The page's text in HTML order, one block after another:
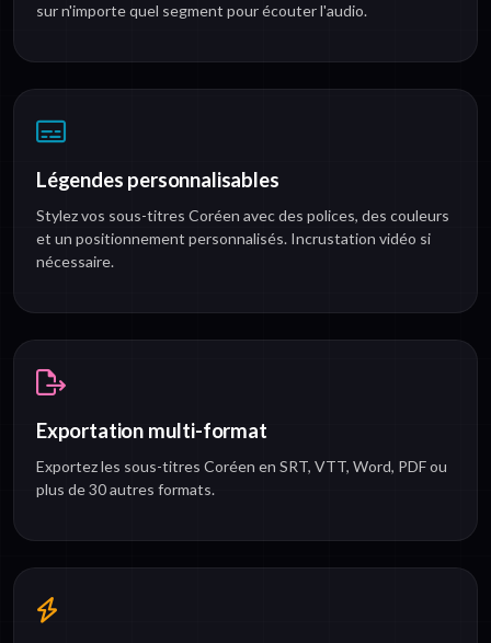
sur n'importe quel segment pour écouter l'audio.
Légendes personnalisables
Stylez vos sous-titres Coréen avec des polices, des couleurs
et un positionnement personnalisés. Incrustation vidéo si
nécessaire.
Exportation multi-format
Exportez les sous-titres Coréen en SRT, VTT, Word, PDF ou
plus de 30 autres formats.